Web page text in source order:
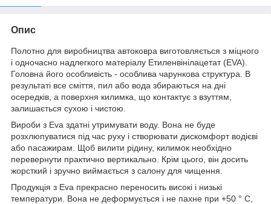
Опис
Полотно для виробництва автоковра виготовляється з міцного
і одночасно надлегкого матеріалу Етиленвінілацетат (EVA).
Головна його особливість - особлива чарункова структура. В
результаті все сміття, пил або вода збираються на дні
осередків, а поверхня килимка, що контактує з взуттям,
залишається сухою і чистою.
Вироби з Eva здатні утримувати воду. Вона не буде
розхлюпуватися під час руху і створювати дискомфорт водієві
або пасажирам. Щоб вилити рідину, килимок необхідно
перевернути практично вертикально. Крім цього, він досить
жорсткий і зручно виймається з салону для чищення.
Продукція з Eva прекрасно переносить високі і низькі
температури. Вона не деформується і не пахне при +50 ° С,